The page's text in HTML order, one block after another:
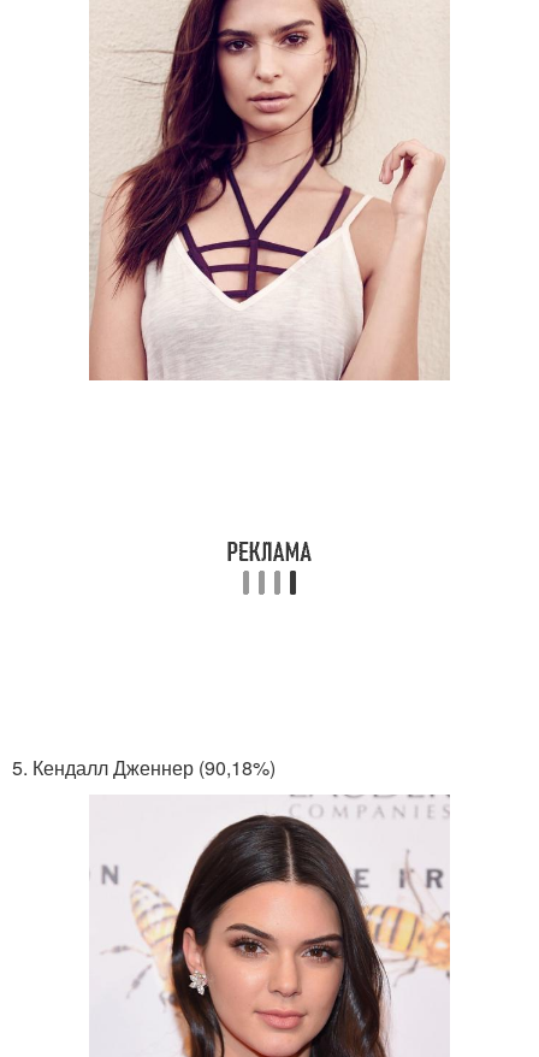
5. Кендалл Дженнер (90,18%)